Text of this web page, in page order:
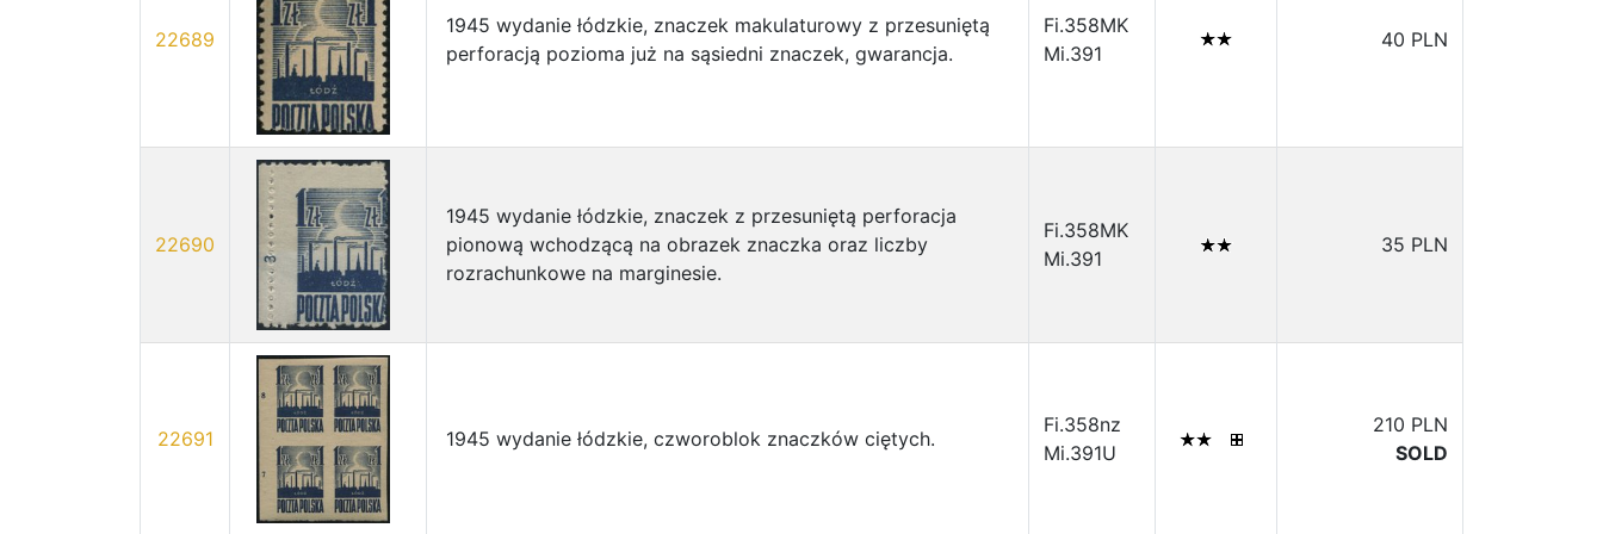
22689
1945 wydanie łódzkie, znaczek makulaturowy z przesuniętą
perforacją pozioma już na sąsiedni znaczek, gwarancja.
Fi.358MK
Mi.391
40 PLN
22690
1945 wydanie łódzkie, znaczek z przesuniętą perforacja
pionową wchodzącą na obrazek znaczka oraz liczby
rozrachunkowe na marginesie.
Fi.358MK
Mi.391
35 PLN
22691 1945 wydanie łódzkie, czworoblok znaczków ciętych.
Fi.358nz
Mi.391U
210 PLN
SOLD